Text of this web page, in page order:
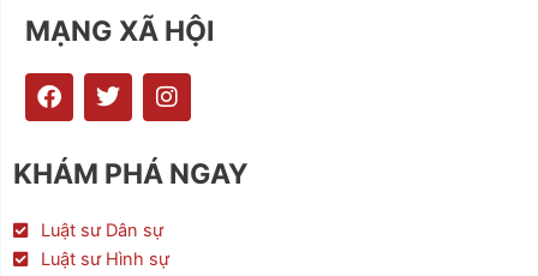
MẠNG XÃ HỘI
F
a
e
b
o
k
T
w
t
t
r
I
n
t
a
a
KHÁM PHÁ NGAY
Luật sư Dân sự
Luật sư Hình sự